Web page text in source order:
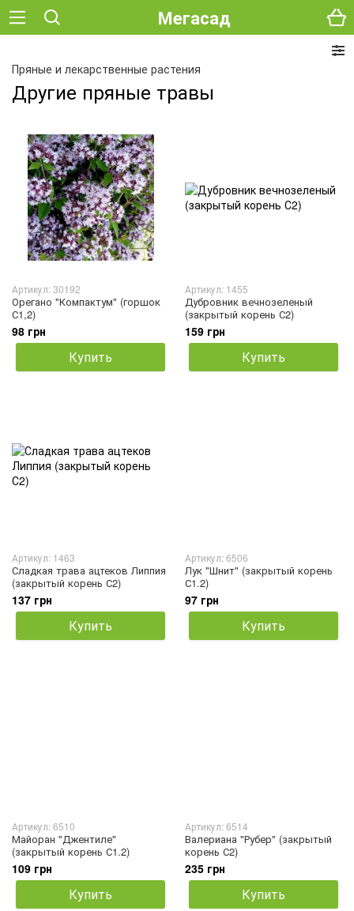
Мегасад
Пряные и лекарственные растения
Другие пряные травы
Артикул: 30192
Орегано "Компактум" (горшок
С1,2)
98 грн
Купить
Артикул: 1455
Дубровник вечнозеленый
(закрытый корень С2)
159 грн
Купить
Артикул: 1463
Сладкая трава ацтеков Липпия
(закрытый корень С2)
137 грн
Купить
Артикул: 6506
Лук "Шнит" (закрытый корень
С1.2)
97 грн
Купить
Артикул: 6510
Майоран "Джентиле"
(закрытый корень С1.2)
109 грн
Купить
Артикул: 6514
Валериана "Рубер" (закрытый
корень С2)
235 грн
Купить